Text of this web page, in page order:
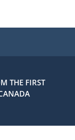
THE FIRST